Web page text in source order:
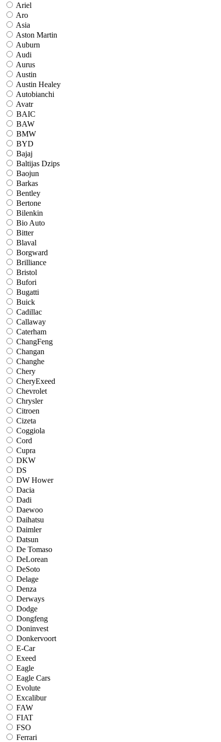
Ariel
Aro
Asia
Aston Martin
Auburn
Audi
Aurus
Austin
Austin Healey
Autobianchi
Avatr
BAIC
BAW
BMW
BYD
Bajaj
Baltijas Dzips
Baojun
Barkas
Bentley
Bertone
Bilenkin
Bio Auto
Bitter
Blaval
Borgward
Brilliance
Bristol
Bufori
Bugatti
Buick
Cadillac
Callaway
Caterham
ChangFeng
Changan
Changhe
Chery
CheryExeed
Chevrolet
Chrysler
Citroen
Cizeta
Coggiola
Cord
Cupra
DKW
DS
DW Hower
Dacia
Dadi
Daewoo
Daihatsu
Daimler
Datsun
De Tomaso
DeLorean
DeSoto
Delage
Denza
Derways
Dodge
Dongfeng
Doninvest
Donkervoort
E-Car
Exeed
Eagle
Eagle Cars
Evolute
Excalibur
FAW
FIAT
FSO
Ferrari